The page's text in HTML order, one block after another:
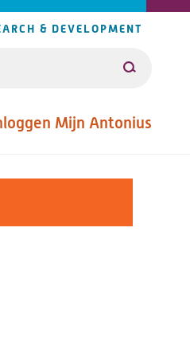
& DEVELOPMENT
Zoeken
Mijn Antonius